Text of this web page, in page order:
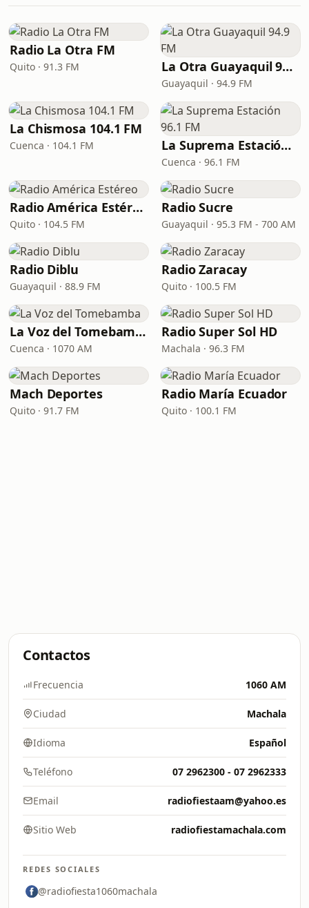
Radio La Otra FM
Quito · 91.3 FM La Otra Guayaquil 94.9 FM
Guayaquil · 94.9 FM
La Chismosa 104.1 FM
Cuenca · 104.1 FM La Suprema Estación 96.1 FM
Cuenca · 96.1 FM
Radio América Estéreo
Quito · 104.5 FM
Radio Sucre
Guayaquil · 95.3 FM - 700 AM
Radio Diblu
Guayaquil · 88.9 FM
Radio Zaracay
Quito · 100.5 FM
La Voz del Tomebamba
Cuenca · 1070 AM
Radio Super Sol HD
Machala · 96.3 FM
Mach Deportes
Quito · 91.7 FM
Radio María Ecuador
Quito · 100.1 FM
Contactos
Frecuencia 1060 AM
Ciudad Machala
Idioma Español
Teléfono 07 2962300 - 07 2962333
Email radiofiestaam@yahoo.es
Sitio Web radiofiestamachala.com
REDES SOCIALES
@radiofiesta1060machala